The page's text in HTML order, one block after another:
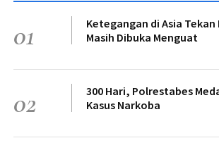
01
Ketegangan di Asia Tekan
Masih Dibuka Menguat
02
300 Hari, Polrestabes
Kasus Narkoba